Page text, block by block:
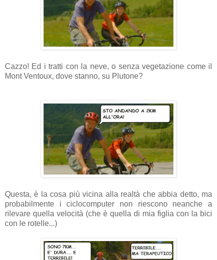
Cazzo! Ed i tratti con la neve, o senza vegetazione come il
Mont Ventoux, dove stanno, su Plutone?
Questa, è la cosa più vicina alla realtà che abbia detto, ma
probabilmente i ciclocomputer non riescono neanche a
rilevare quella velocità (che è quella di mia figlia con la bici
con le rotelle...)